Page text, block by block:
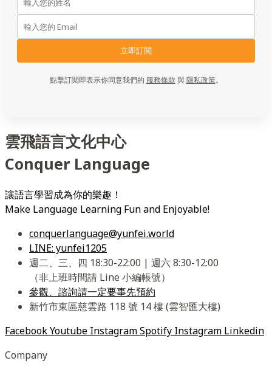
立即訂閱
點擊訂閱即表示你同意我們的 服務條款 與 隱私政策。
雲飛語言文化中心
Conquer Language
讓語言學習成為你的樂趣！
Make Language Learning Fun and Enjoyable!
conquerlanguage@yunfei.world
LINE: yunfei1205
週二、三、四 18:30-22:00 | 週六 8:30-12:00
（非上班時間請 Line 小編帳號）
參觀、諮詢請一定要事先預約
新竹市東區慈雲路 118 號 14 樓 (雲智匯大樓)
FacebookYoutube InstagramSpotify Instagram Linkedin
Company